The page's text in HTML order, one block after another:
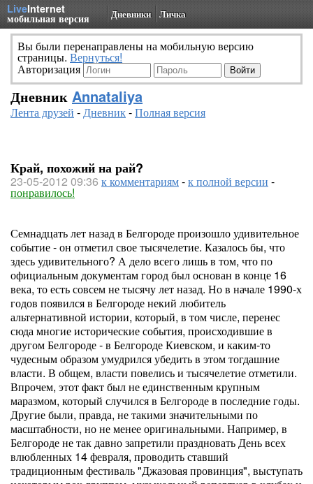
LiveInternet
мобильная версия Дневники Личка
Вы были перенаправлены на мобильную версию
страницы. Вернуться!
Авторизация
Дневник Annataliya
Лента друзей -Дневник-Полная версия
Край, похожий на рай?
23-05-2012 09:36 к комментариям-к полной версии -
понравилось!
Семнадцать лет назад в Белгороде произошло удивительное
событие - он отметил свое тысячелетие. Казалось бы, что
здесь удивительного? А дело всего лишь в том, что по
официальным документам город был основан в конце 16
века, то есть совсем не тысячу лет назад. Но в начале 1990-х
годов появился в Белгороде некий любитель
альтернативной истории, который, в том числе, перенес
сюда многие исторические события, происходившие в
другом Белгороде - в Белгороде Киевском, и каким-то
чудесным образом умудрился убедить в этом тогдашние
власти. В общем, власти повелись и тысячелетие отметили.
Впрочем, этот факт был не единственным крупным
маразмом, который случился в Белгороде в последние годы.
Другие были, правда, не такими значительными по
масштабности, но не менее оригинальными. Например, в
Белгороде не так давно запретили праздновать День всех
влюбленных 14 февраля, проводить ставший
традиционным фестиваль "Джазовая провинция", выступать